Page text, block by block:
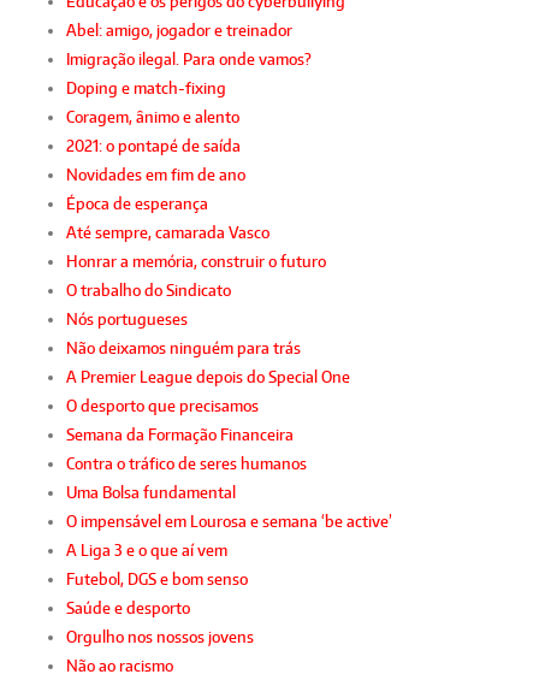
Abel: amigo, jogador e treinador
Imigração ilegal. Para onde vamos?
Doping e match-fixing
Coragem, ânimo e alento
2021: o pontapé de saída
Novidades em fim de ano
Época de esperança
Até sempre, camarada Vasco
Honrar a memória, construir o futuro
O trabalho do Sindicato
Nós portugueses
Não deixamos ninguém para trás
A Premier League depois do Special One
O desporto que precisamos
Semana da Formação Financeira
Contra o tráfico de seres humanos
Uma Bolsa fundamental
O impensável em Lourosa e semana ‘be active’
A Liga 3 e o que aí vem
Futebol, DGS e bom senso
Saúde e desporto
Orgulho nos nossos jovens
Não ao racismo